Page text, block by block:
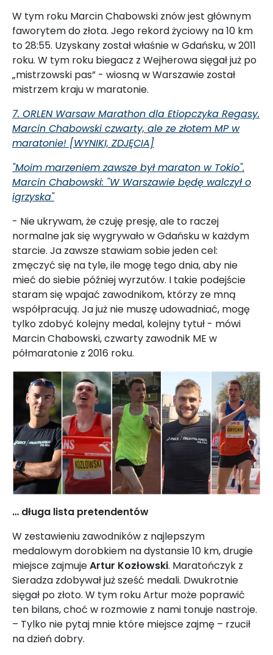
W tym roku Marcin Chabowski znów jest głównym
faworytem do złota. Jego rekord życiowy na 10 km
to 28:55. Uzyskany został właśnie w Gdańsku, w 2011
roku. W tym roku biegacz z Wejherowa sięgał już po
„mistrzowski pas” - wiosną w Warszawie został
mistrzem kraju w maratonie.
7. ORLEN Warsaw Marathon dla Etiopczyka Regasy.
Marcin Chabowski czwarty, ale ze złotem MP w
maratonie! [WYNIKI, ZDJĘCIA]
"Moim marzeniem zawsze był maraton w Tokio".
Marcin Chabowski: "W Warszawie będę walczył o
igrzyska"
- Nie ukrywam, że czuję presję, ale to raczej
normalne jak się wygrywało w Gdańsku w każdym
starcie. Ja zawsze stawiam sobie jeden cel:
zmęczyć się na tyle, ile mogę tego dnia, aby nie
mieć do siebie później wyrzutów. I takie podejście
staram się wpajać zawodnikom, którzy ze mną
współpracują. Ja już nie muszę udowadniać, mogę
tylko zdobyć kolejny medal, kolejny tytuł - mówi
Marcin Chabowski, czwarty zawodnik ME w
półmaratonie z 2016 roku.
… długa lista pretendentów
W zestawieniu zawodników z najlepszym
medalowym dorobkiem na dystansie 10 km, drugie
miejsce zajmujeArtur Kozłowski. Maratończyk z
Sieradza zdobywał już sześć medali. Dwukrotnie
sięgał po złoto. W tym roku Artur może poprawić
ten bilans, choć w rozmowie z nami tonuje nastroje.
– Tylko nie pytaj mnie które miejsce zajmę – rzucił
na dzień dobry.